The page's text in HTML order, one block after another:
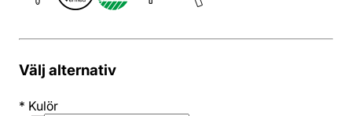
Välj alternativ
* Kulör